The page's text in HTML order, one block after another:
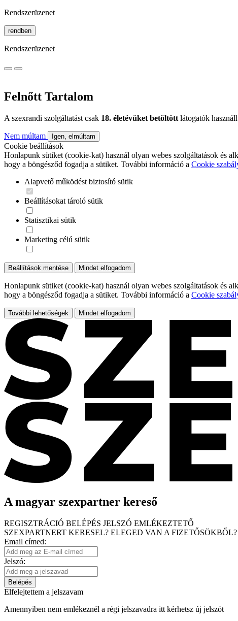
Rendszerüzenet
rendben
Rendszerüzenet
Felnőtt Tartalom
A szexrandi szolgáltatást csak 18. életévüket betöltött látogatók
Nem múltam Igen, elmúltam
Cookie beállítások
Honlapunk sütiket (cookie-kat) használ olyan webes szolgáltatások és
hogy a böngésződ fogadja a sütiket. További információ a Cookie
Alapvető működést biztosító sütik
Beállításokat tároló sütik
Statisztikai sütik
Marketing célú sütik
Beállítások mentése Mindet elfogadom
Honlapunk sütiket (cookie-kat) használ olyan webes szolgáltatások és
hogy a böngésződ fogadja a sütiket. További információ a Cookie
További lehetőségek Mindet elfogadom
A magyar szexpartner kereső
REGISZTRÁCIÓ BELÉPÉS JELSZÓ EMLÉKEZTETŐ
SZEXPARTNERT KERESEL? ELEGED VAN A FIZETŐSÖKBŐL?
Email címed:
Jelszó:
Belépés
Elfelejtettem a jelszavam
Amennyiben nem emlékeznél a régi jelszavadra itt kérhetsz új jelszót